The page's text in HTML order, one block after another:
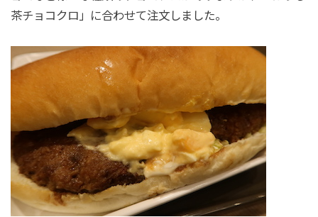
茶チョコクロ」に合わせて注文しました。